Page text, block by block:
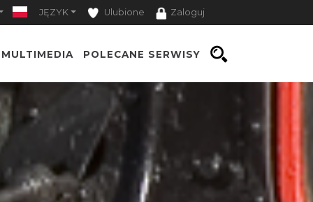
JĘZYK Ulubione Zaloguj
MULTIMEDIA POLECANE SERWISY